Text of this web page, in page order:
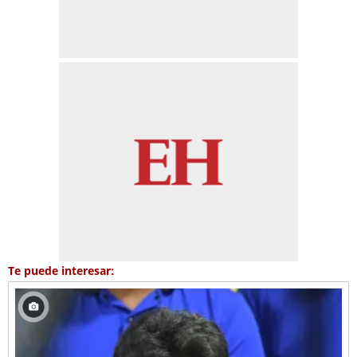
Te puede interesar: